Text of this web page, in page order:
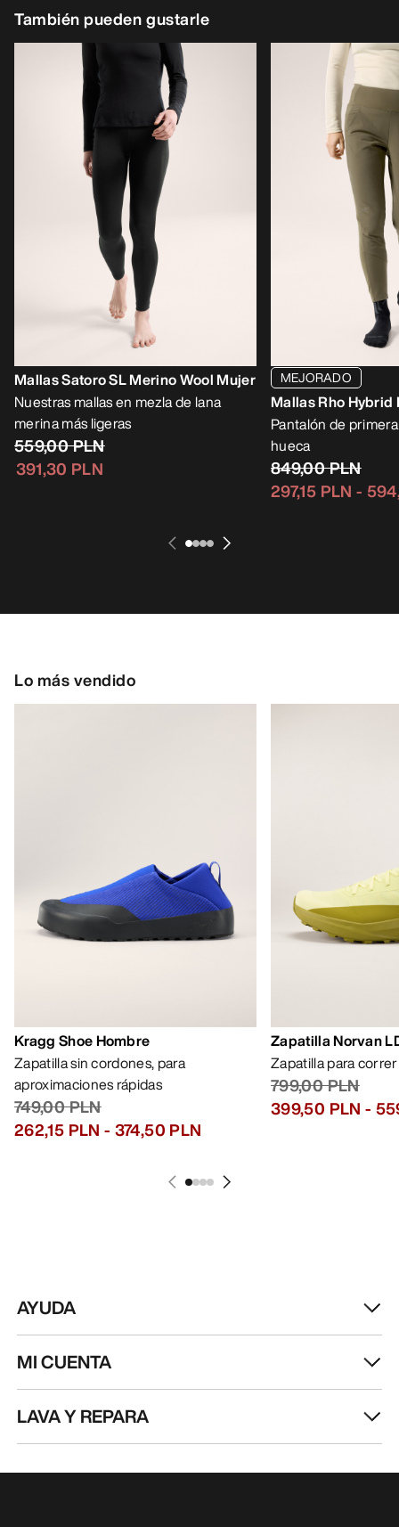
También pueden gustarle
Mallas Satoro SL Merino Wool Mujer
Nuestras mallas en mezla de lana
merina más ligeras
559,00 PLN
391,30 PLN
MEJORADO
Mallas Rho
Pantalón de
hueca
849,00 PLN
297,15 PLN -
Lo más vendido
Kragg Shoe Hombre
Zapatilla sin cordones, para
aproximaciones rápidas
749,00 PLN
262,15 PLN - 374,50 PLN
Zapatilla Norvan
Zapatilla para
799,00 PLN
399,50 PLN -
AYUDA
MI CUENTA
LAVA Y REPARA